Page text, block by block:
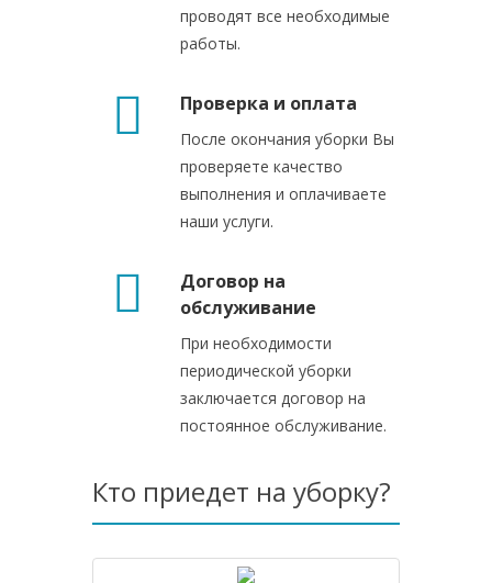
проводят все необходимые
работы.
Проверка и оплата
После окончания уборки Вы
проверяете качество
выполнения и оплачиваете
наши услуги.
Договор на
обслуживание
При необходимости
периодической уборки
заключается договор на
постоянное обслуживание.
Кто приедет на уборку?